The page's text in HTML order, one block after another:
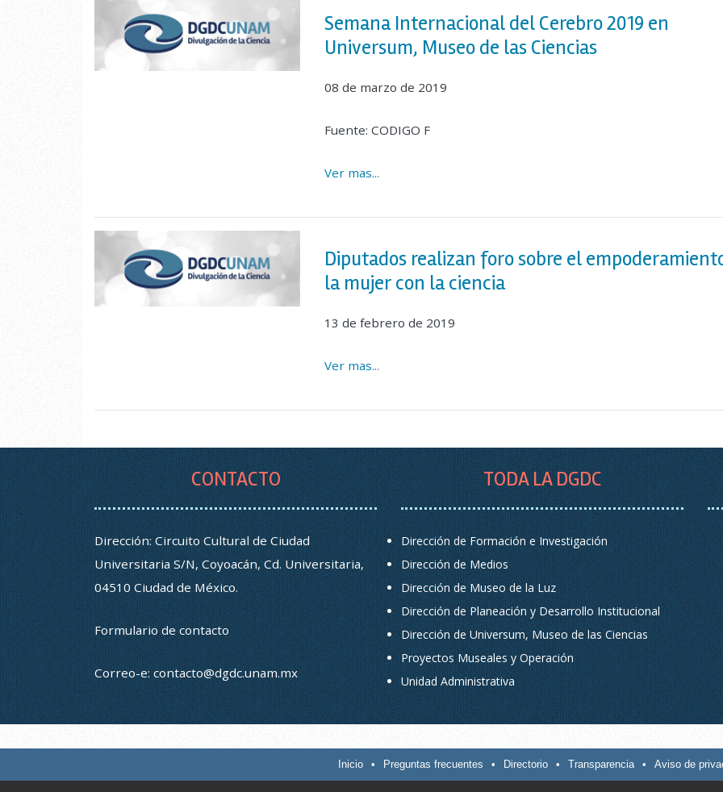
Semana Internacional del Cerebro 2019 en
Universum, Museo de las Ciencias
08 de marzo de 2019
Fuente: CODIGO F
Ver mas...
Diputados realizan foro sobre el
la mujer con la ciencia
13 de febrero de 2019
Ver mas...
CONTACTO
Dirección: Circuito Cultural de Ciudad
Universitaria S/N, Coyoacán, Cd. Universitaria,
04510 Ciudad de México.
Formulario de contacto
Correo-e:contacto@dgdc.unam.mx
TODA LA DGDC
Dirección de Formación e Investigación
Dirección de Medios
Dirección de Museo de la Luz
Dirección de Planeación y Desarrollo Institucional
Dirección de Universum, Museo de las Ciencias
Proyectos Museales y Operación
Unidad Administrativa
Inicio • Preguntas frecuentes • Directorio • Transparencia • Aviso de